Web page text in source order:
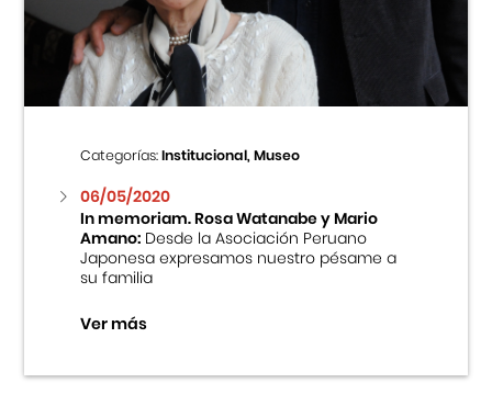
Centro Cultural Peruano Japonés
Cursos
Museo de la Inmigración Japonesa
Fondo Editorial
Teatro Peruano Japonés
Categorías:Institucional, Museo
06/05/2020
In memoriam. Rosa Watanabe y Mario
Amano:Desde la Asociación Peruano
Japonesa expresamos nuestro pésame a
su familia
Ver más